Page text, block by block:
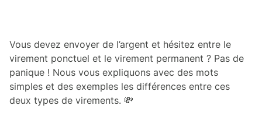
Vous devez envoyer de l’argent et hésitez entre le
virement ponctuel et le virement permanent ? Pas de
panique ! Nous vous expliquons avec des mots
simples et des exemples les différences entre ces
deux types de virements. 💸